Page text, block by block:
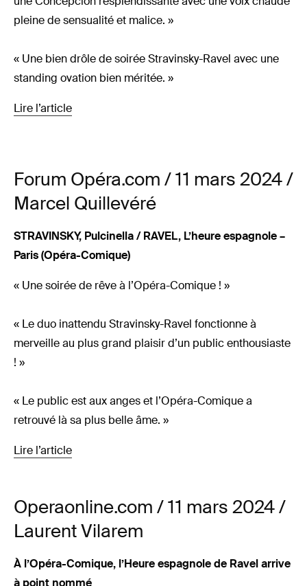
pleine de sensualité et malice. »
« Une bien drôle de soirée Stravinsky-Ravel avec une
standing ovation bien méritée. »
Lire l’article
Forum Opéra.com / 11 mars 2024 /
Marcel Quillevéré
STRAVINSKY, Pulcinella / RAVEL, L’heure espagnole –
Paris (Opéra-Comique)
« Une soirée de rêve à l’Opéra-Comique ! »
« Le duo inattendu Stravinsky-Ravel fonctionne à
merveille au plus grand plaisir d’un public enthousiaste
! »
« Le public est aux anges et l’Opéra-Comique a
retrouvé là sa plus belle âme. »
Lire l’article
Operaonline.com / 11 mars 2024 /
Laurent Vilarem
À l’Opéra-Comique, l’Heure espagnole de Ravel arrive
à point nommé